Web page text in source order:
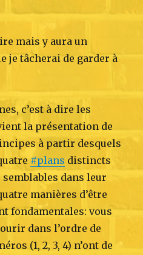
mais y aura un
je tâcherai de garder à
c’est à dire les
la présentation de
à partir desquels
#plans distincts
dans leur
manières d’être
fondamentales: vous
dans l’ordre de
(1, 2, 3, 4) n’ont de